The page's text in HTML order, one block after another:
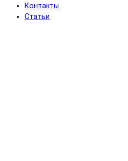
Контакты
Статьи